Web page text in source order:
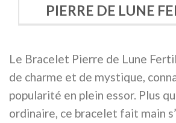
PIERRE DE LUNE
Le Bracelet Pierre de Lune
de charme et de mystique,
popularité en plein essor. Plus
ordinaire, ce bracelet fait main